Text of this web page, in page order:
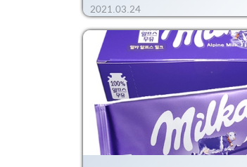
요 아직 어느 제품과의 콜라보인지 오
월1일에 가보야 알 수 있겠네요. ※ 프
사의 초콜릿이 검색되긴 하는데..... 걍
리지널인 것 같기도 하네요. 제가 계속
버드를 통해 미리 만나볼 수 있습니다.
리 주문만 받고 있네요. 주문하면 가장
일에 받아 볼 수 있습니다. 전 보자마자
요일 오전에 만나볼 수 있겠네요 ㅎㅎ.
후기로 찾아뵙..
2021.03.24